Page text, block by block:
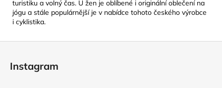
turistiku a volný čas. U žen je oblíbené i originální oblečení na
jógu a stále populárnější je v nabídce tohoto českého výrobce
i cyklistika.
Instagram